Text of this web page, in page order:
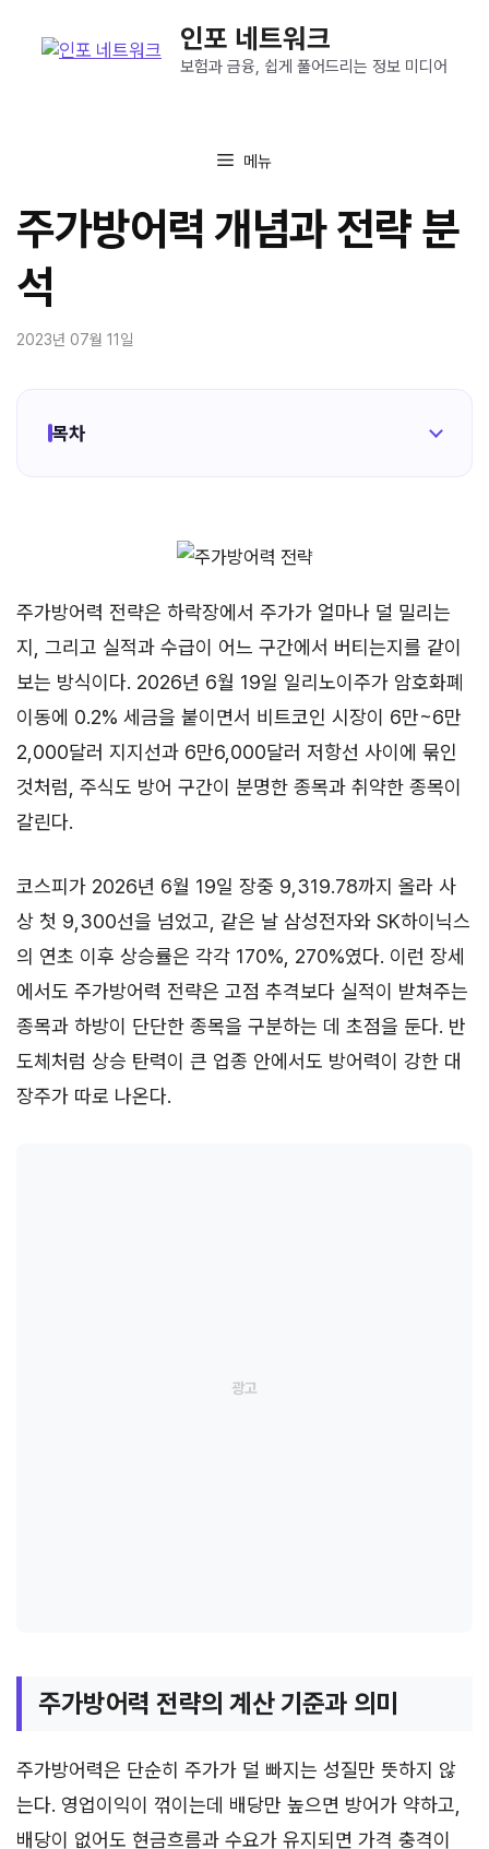
인포 네트워크
보험과 금융, 쉽게 풀어드리는 정보 미디어
메뉴
주가방어력 개념과 전략 분
석
2023년 07월 11일
목차
주가방어력 전략은 하락장에서 주가가 얼마나 덜 밀리는
지, 그리고 실적과 수급이 어느 구간에서 버티는지를 같이
보는 방식이다. 2026년 6월 19일 일리노이주가 암호화폐
이동에 0.2% 세금을 붙이면서 비트코인 시장이 6만~6만
2,000달러 지지선과 6만6,000달러 저항선 사이에 묶인
것처럼, 주식도 방어 구간이 분명한 종목과 취약한 종목이
갈린다.
코스피가 2026년 6월 19일 장중 9,319.78까지 올라 사
상 첫 9,300선을 넘었고, 같은 날 삼성전자와 SK하이닉스
의 연초 이후 상승률은 각각 170%, 270%였다. 이런 장세
에서도 주가방어력 전략은 고점 추격보다 실적이 받쳐주는
종목과 하방이 단단한 종목을 구분하는 데 초점을 둔다. 반
도체처럼 상승 탄력이 큰 업종 안에서도 방어력이 강한 대
장주가 따로 나온다.
주가방어력 전략의 계산 기준과 의미
주가방어력은 단순히 주가가 덜 빠지는 성질만 뜻하지 않
는다. 영업이익이 꺾이는데 배당만 높으면 방어가 약하고,
배당이 없어도 현금흐름과 수요가 유지되면 가격 충격이